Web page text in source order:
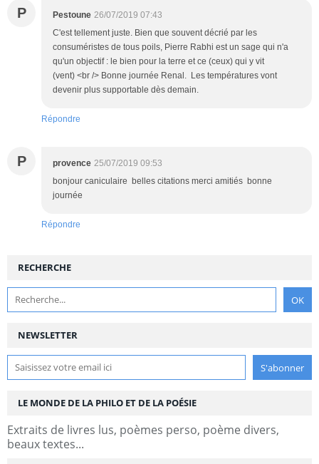
P Pestoune 26/07/2019 07:43
C'est tellement juste. Bien que souvent décrié par les
consuméristes de tous poils, Pierre Rabhi est un sage qui n'a
qu'un objectif : le bien pour la terre et ce (ceux) qui y vit
(vent) <br /> Bonne journée Renal. Les températures vont
devenir plus supportable dès demain.
Répondre
P provence 25/07/2019 09:53
bonjour caniculaire belles citations merci amitiés bonne
journée
Répondre
NEWSLETTER
RECHERCHE
LE MONDE DE LA PHILO ET DE LA POÉSIE
Extraits de livres lus, poèmes perso, poème divers,
beaux textes...